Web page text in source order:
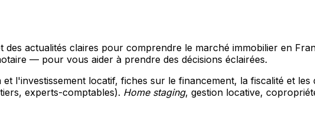
actualités claires pour comprendre le marché immobilier en
— pour vous aider à prendre des décisions éclairées.
l'investissement locatif, fiches sur le financement, la fiscalité et
experts-comptables). Home staging, gestion locative,